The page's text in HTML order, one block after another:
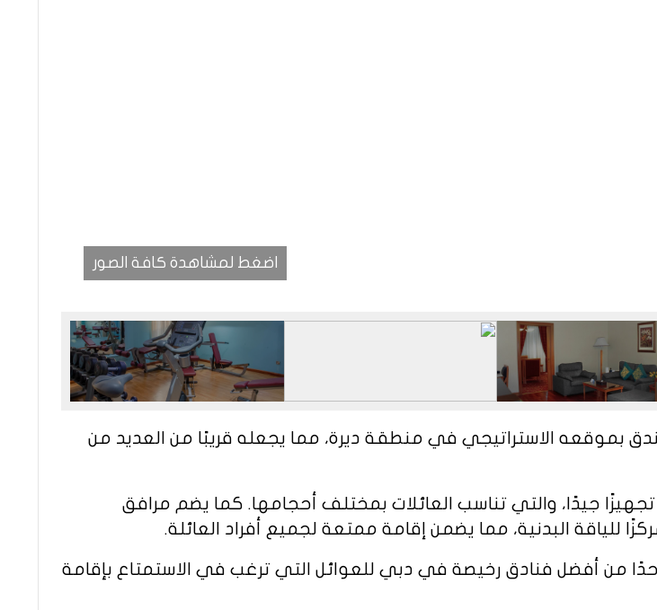
اضغط لمشاهدة كافة الصور
بموقعه الاستراتيجي في منطقة ديرة، مما يجعله قريبًا من العديد من
جيدًا، والتي تناسب العائلات بمختلف أحجامها. كما يضم مرافق
البدنية، مما يضمن إقامة ممتعة لجميع أفراد العائلة.
من أفضل فنادق رخيصة في دبي للعوائل التي ترغب في الاستمتاع بإقامة